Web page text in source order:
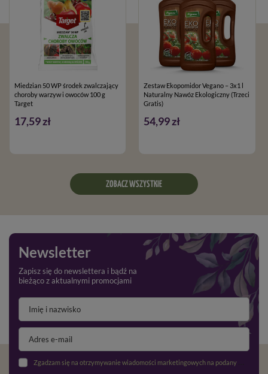
Miedzian 50 WP środek zwalczający
choroby warzyw i owoców 100 g
Target
17,59 zł
Zestaw Ekopomidor Vegano – 3x1 l
Naturalny Nawóz Ekologiczny (Trzeci
Gratis)
54,99 zł
ZOBACZ WSZYSTKIE
Newsletter
Zapisz się do newslettera i bądź na
bieżąco z aktualnymi promocjami
Zgadzam się na otrzymywanie wiadomości marketingowych na podany adres e-mail oraz przetwarzanie danych osobowych zgodnie z